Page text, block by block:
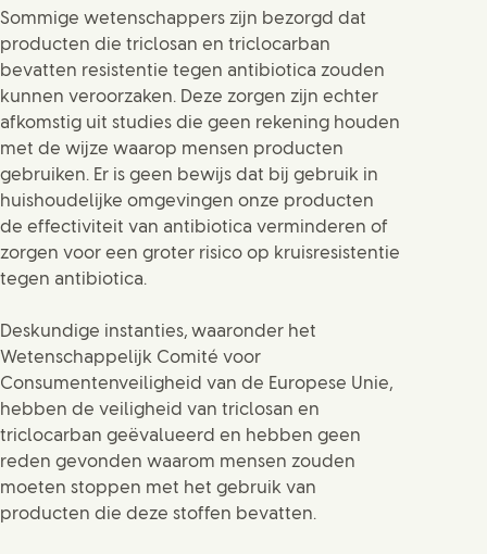
Sommige wetenschappers zijn bezorgd dat
producten die triclosan en triclocarban
bevatten resistentie tegen antibiotica zouden
kunnen veroorzaken. Deze zorgen zijn echter
afkomstig uit studies die geen rekening houden
met de wijze waarop mensen producten
gebruiken. Er is geen bewijs dat bij gebruik in
huishoudelijke omgevingen onze producten
de effectiviteit van antibiotica verminderen of
zorgen voor een groter risico op kruisresistentie
tegen antibiotica.
Deskundige instanties, waaronder het
Wetenschappelijk Comité voor
Consumentenveiligheid van de Europese Unie,
hebben de veiligheid van triclosan en
triclocarban geëvalueerd en hebben geen
reden gevonden waarom mensen zouden
moeten stoppen met het gebruik van
producten die deze stoffen bevatten.